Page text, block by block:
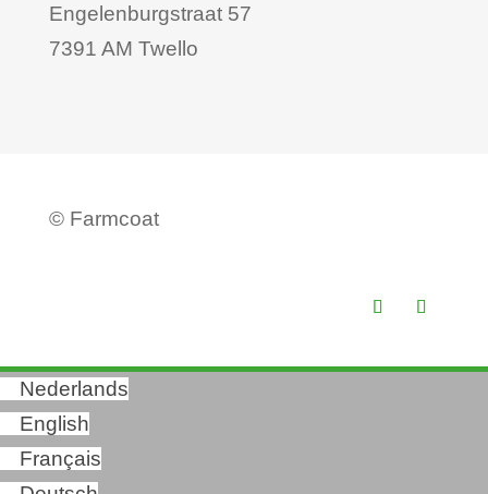
Engelenburgstraat 57
7391 AM Twello
© Farmcoat
Nederlands
English
Français